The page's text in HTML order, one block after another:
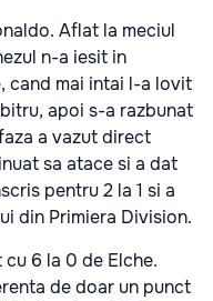
Aflat la meciul
n-a iesit in
cand mai intai l-a lovit
apoi s-a razbunat
a vazut direct
sa atace si a dat
pentru 2 la 1 si a
din Primiera Division.
6 la 0 de Elche.
de doar un punct